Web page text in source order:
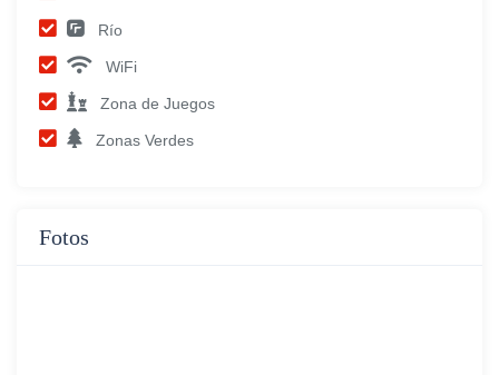
Río
WiFi
Zona de Juegos
Zonas Verdes
Fotos